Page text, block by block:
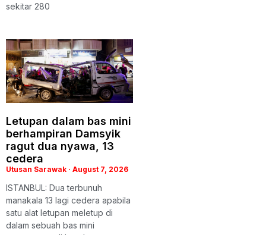
sekitar 280
Letupan dalam bas mini
berhampiran Damsyik
ragut dua nyawa, 13
cedera
Utusan Sarawak August 7, 2026
ISTANBUL: Dua terbunuh
manakala 13 lagi cedera apabila
satu alat letupan meletup di
dalam sebuah bas mini